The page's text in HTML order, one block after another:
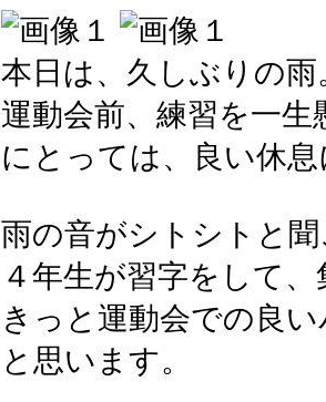
本日は、久しぶりの雨
運動会前、練習を一
にとっては、良い休
雨の音がシトシトと
４年生が習字をして
きっと運動会での良
と思います。